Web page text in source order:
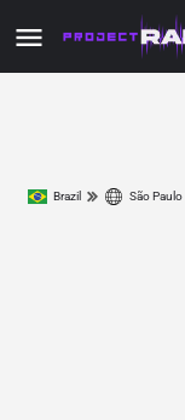
Brazil São Paulo